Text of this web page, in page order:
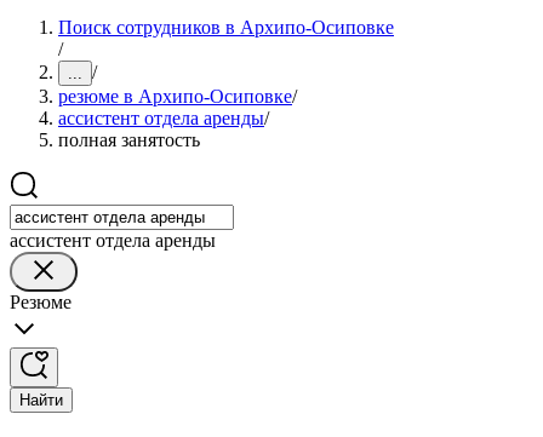
Поиск сотрудников в Архипо-Осиповке
/
... /
резюме в Архипо-Осиповке/
ассистент отдела аренды/
полная занятость
ассистент отдела аренды
Резюме
Найти